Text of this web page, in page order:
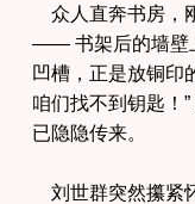
众人直奔书房，
—— 书架后的墙壁
凹槽，正是放铜印
咱们找不到钥匙！
已隐隐传来。
刘世群突然攥紧